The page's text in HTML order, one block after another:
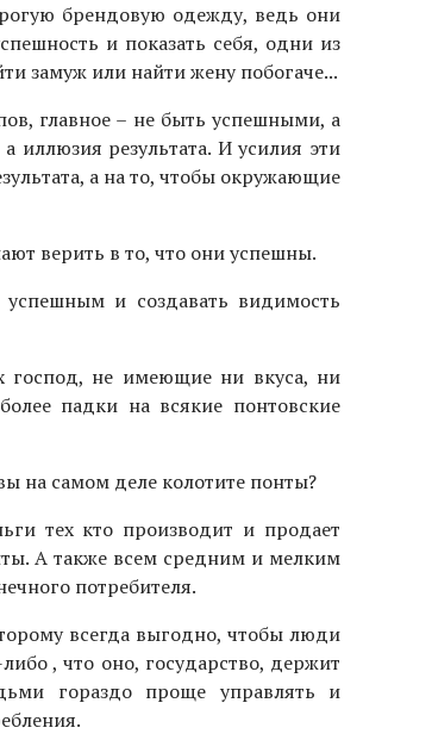
брендовую одежду, ведь они
и показать себя, одни из
замуж или найти жену побогаче...
главное – не быть успешными, а
иллюзия результата. И усилия эти
а на то, чтобы окружающие
верить в то, что они успешны.
и создавать видимость
господ, не имеющие ни вкуса, ни
падки на всякие понтовские
на самом деле колотите понты?
тех кто производит и продает
А также всем средним и мелким
потребителя.
всегда выгодно, чтобы люди
, что оно, государство, держит
гораздо проще управлять и